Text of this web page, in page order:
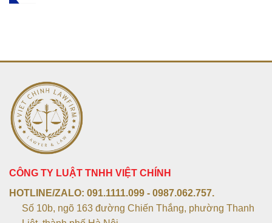
CÔNG TY LUẬT TNHH VIỆT CHÍNH
HOTLINE/ZALO: 091.1111.099 - 0987.062.757.
Số 10b, ngõ 163 đường Chiến Thắng, phường Thanh